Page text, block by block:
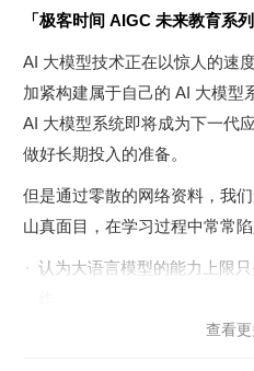
「极客时间 AIGC 未来教育系列
AI 大模型技术正在以惊人的速
加紧构建属于自己的 AI 大模型
AI 大模型系统即将成为下一代
做好长期投入的准备。
但是通过零散的网络资料，我
山真面目，在学习过程中常常
认为大语言模型的能力上限
误以为 AIGC 大模型是横空
查看更